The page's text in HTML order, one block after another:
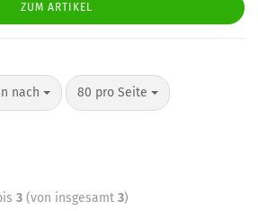
ZUM ARTIKEL
nach 80 pro Seite
3(von insgesamt 3)